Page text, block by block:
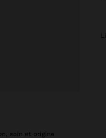
soin et origine